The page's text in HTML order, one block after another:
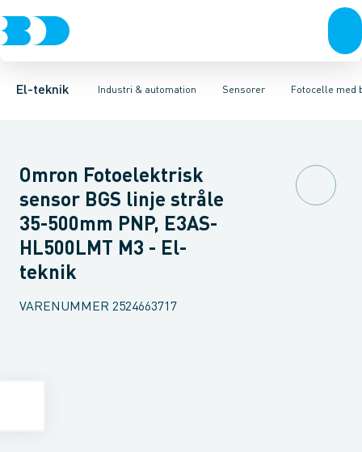
El-teknik Industri & automation
Afbrydere, stikkontakter & lampeudtagForgreningsmateriel
Sensorer
Industristiksystemer Frekvensomformere og softstartere
Fotocelle med
Trykafbryder Induktiv aftasterEnvejs lysgitter
Omron Fotoelektrisk
sensor BGS linje stråle
35-500mm PNP, E3AS-
HL500LMT M3 - El-
teknik
VARENUMMER 2524663717